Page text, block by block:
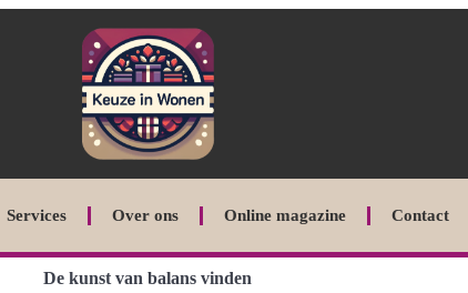
Services Over ons Online magazine Contact
De kunst van balans vinden